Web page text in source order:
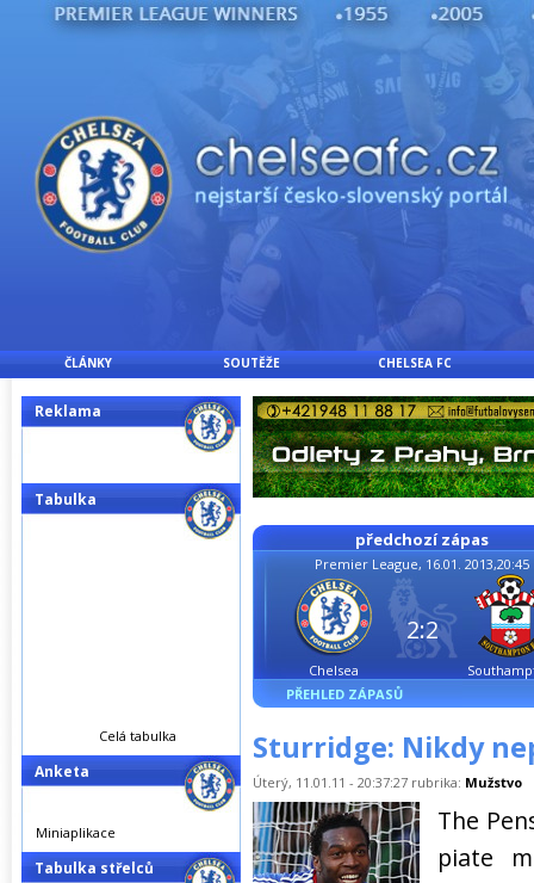
ČLÁNKY SOUTĚŽE CHELSEA FC
předchozí zápas
Premier League, 16.01. 2013,20:45
Chelsea
2:2
PŘEHLED ZÁPASŮ
Sturridge: Nikdy
Úterý, 11.01.11 - 20:37:27 rubrika: Mužstvo
The
piate
Reklama
Tabulka
Celá tabulka
Anketa
Miniaplikace
Tabulka střelců